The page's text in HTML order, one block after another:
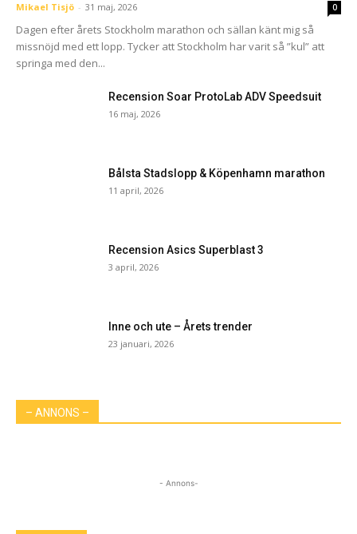
Mikael Tisjö - 31 maj, 2026 0
Dagen efter årets Stockholm marathon och sällan känt mig så
missnöjd med ett lopp. Tycker att Stockholm har varit så ”kul” att
springa med den...
Recension Soar ProtoLab ADV Speedsuit
16 maj, 2026
Bålsta Stadslopp & Köpenhamn marathon
11 april, 2026
Recension Asics Superblast 3
3 april, 2026
Inne och ute – Årets trender
23 januari, 2026
– ANNONS –
- Annons-